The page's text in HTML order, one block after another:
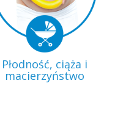
Płodność, ciąża i
macierzyństwo